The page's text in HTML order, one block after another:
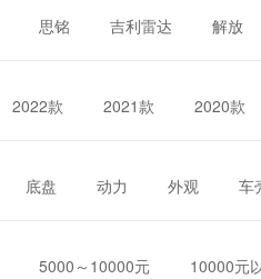
思铭 吉利雷达 解放
2022款 2021款 2020款
底盘 动力 外观 车
5000～10000元 10000元